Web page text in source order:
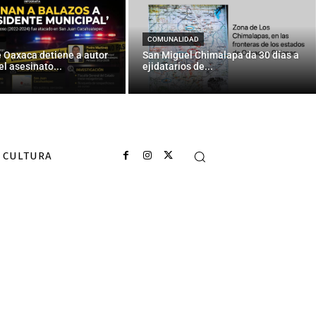
Oaxaca detiene a autor
asesinato...
COMUNALIDAD
San Miguel Chimalapa da 30 días a
ejidatarios de...
CULTURA
Ciencia...